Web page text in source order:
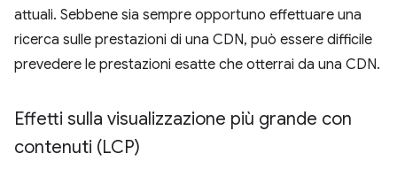
attuali. Sebbene sia sempre opportuno effettuare una
ricerca sulle prestazioni di una CDN, può essere difficile
prevedere le prestazioni esatte che otterrai da una CDN.
Effetti sulla visualizzazione più grande con
contenuti (LCP)